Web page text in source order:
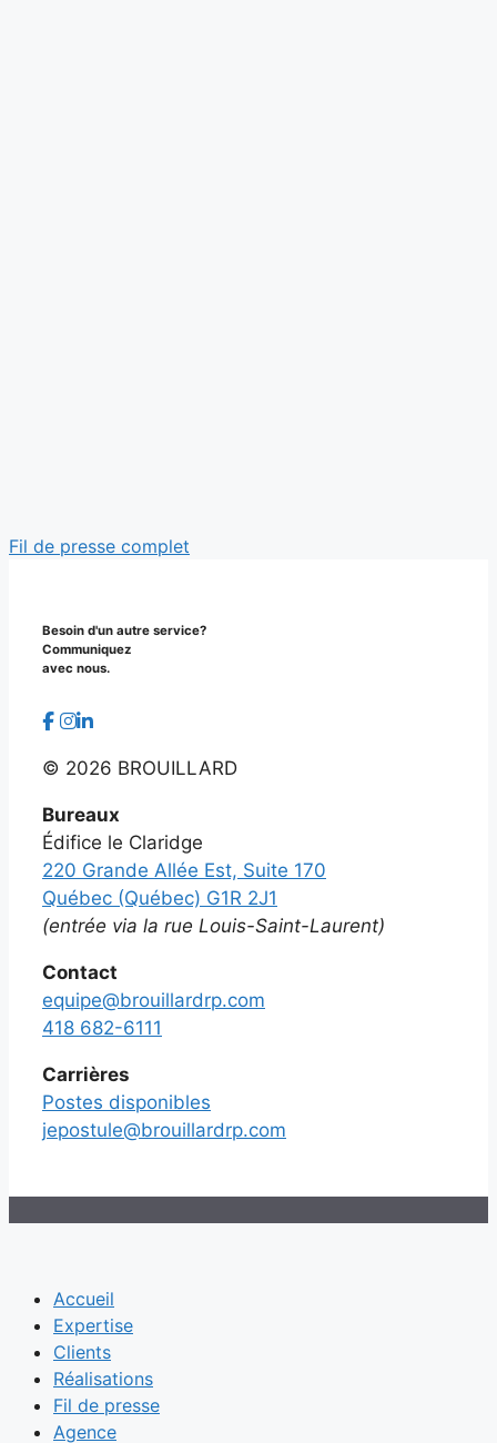
Fil de presse complet
Besoin d'un autre service?
Communiquez
avec nous.
© 2026 BROUILLARD
Bureaux
Édifice le Claridge
220 Grande Allée Est, Suite 170
Québec (Québec) G1R 2J1
(entrée via la rue Louis-Saint-Laurent)
Contact
equipe@brouillardrp.com
418 682-6111
Carrières
Postes disponibles
jepostule@brouillardrp.com
Accueil
Expertise
Clients
Réalisations
Fil de presse
Agence